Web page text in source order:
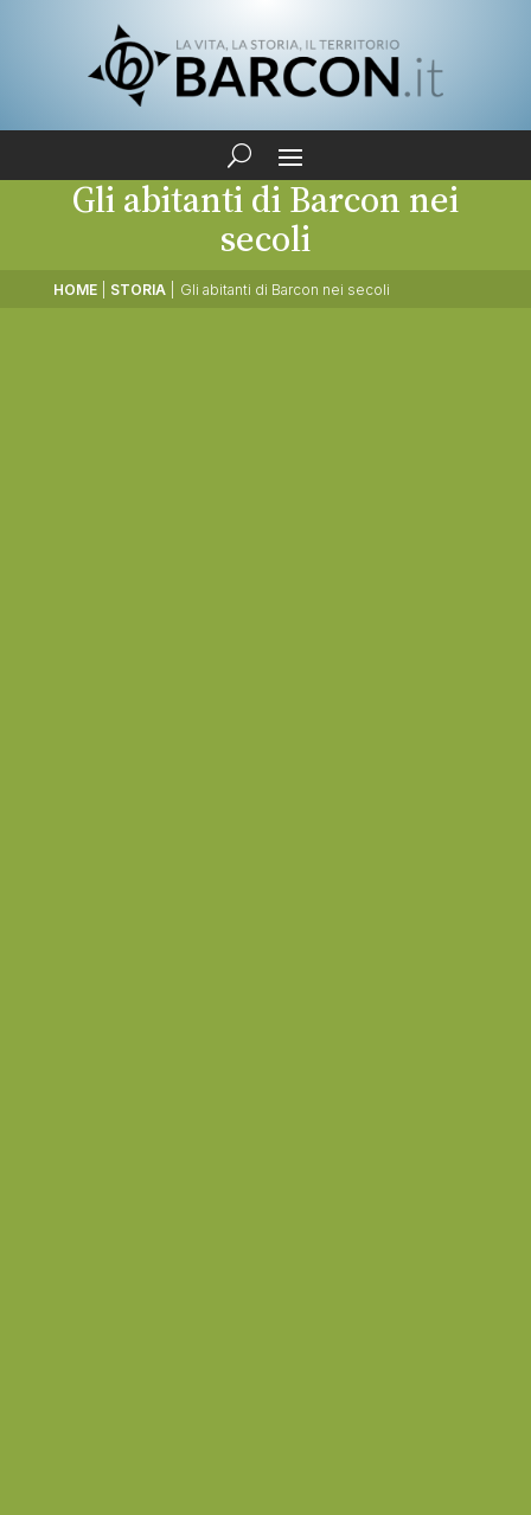
Gli abitanti di Barcon nei
secoli
HOME STORIA Gli abitanti di Barcon nei secoli